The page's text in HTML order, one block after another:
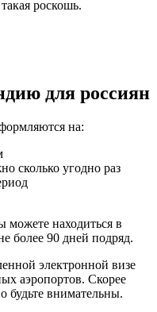
роскошь.
для россиян
на:
сколько угодно раз
можете находиться в
более 90 дней подряд.
электронной визе
аэропортов. Скорее
будьте внимательны.